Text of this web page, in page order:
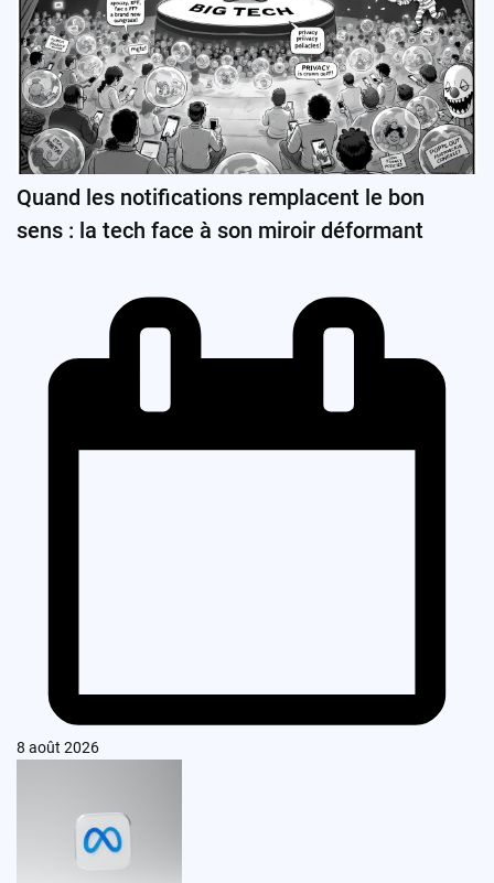
Quand les notifications remplacent le bon
sens : la tech face à son miroir déformant
8 août 2026